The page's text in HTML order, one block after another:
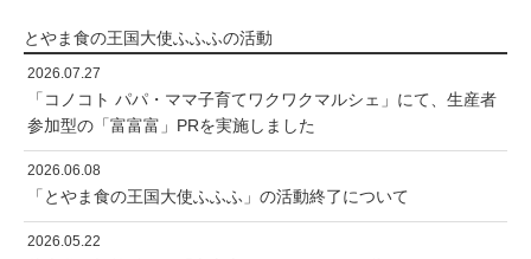
とやま食の王国大使ふふふの活動
2026.07.27
「コノコト パパ・ママ子育てワクワクマルシェ」にて、生産者
参加型の「富富富」PRを実施しました
2026.06.08
「とやま食の王国大使ふふふ」の活動終了について
2026.05.22